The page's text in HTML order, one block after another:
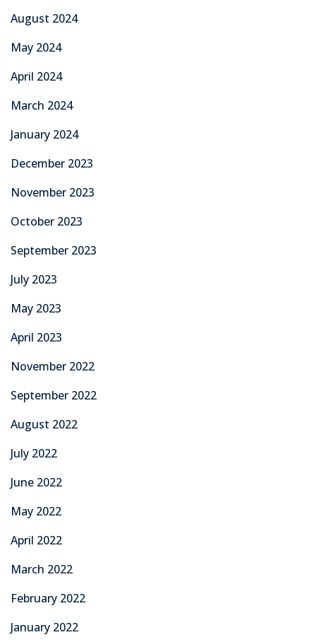
August 2024
May 2024
April 2024
March 2024
January 2024
December 2023
November 2023
October 2023
September 2023
July 2023
May 2023
April 2023
November 2022
September 2022
August 2022
July 2022
June 2022
May 2022
April 2022
March 2022
February 2022
January 2022